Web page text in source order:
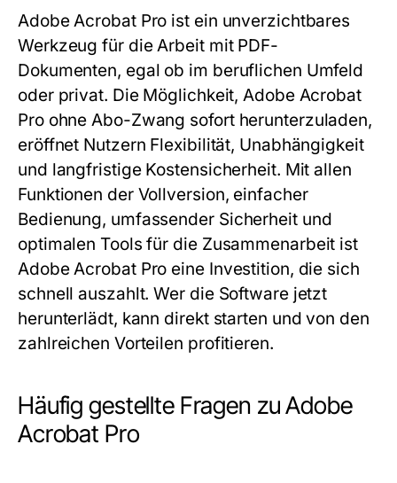
Adobe Acrobat Pro ist ein unverzichtbares
Werkzeug für die Arbeit mit PDF-
Dokumenten, egal ob im beruflichen Umfeld
oder privat. Die Möglichkeit, Adobe Acrobat
Pro ohne Abo-Zwang sofort herunterzuladen,
eröffnet Nutzern Flexibilität, Unabhängigkeit
und langfristige Kostensicherheit. Mit allen
Funktionen der Vollversion, einfacher
Bedienung, umfassender Sicherheit und
optimalen Tools für die Zusammenarbeit ist
Adobe Acrobat Pro eine Investition, die sich
schnell auszahlt. Wer die Software jetzt
herunterlädt, kann direkt starten und von den
zahlreichen Vorteilen profitieren.
Häufig gestellte Fragen zu Adobe
Acrobat Pro